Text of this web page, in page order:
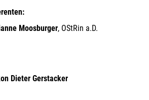
Moosburger, OStRin a.D.
Dieter Gerstacker